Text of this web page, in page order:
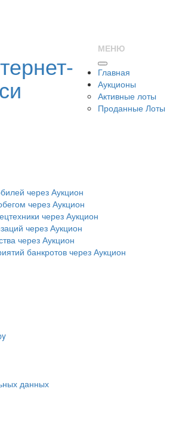
МЕНЮ
Главная
Аукционы
Активные лоты
Проданные Лоты
через Аукцион
через Аукцион
через Аукцион
через Аукцион
через Аукцион
банкротов через Аукцион
данных